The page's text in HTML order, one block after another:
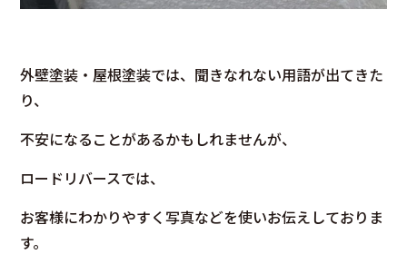
外壁塗装・屋根塗装では、聞きなれない用語が出てきた
り、
不安になることがあるかもしれませんが、
ロードリバースでは、
お客様にわかりやすく写真などを使いお伝えしておりま
す。